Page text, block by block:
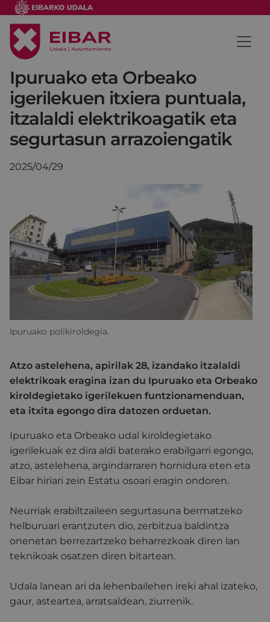
Ipuruako eta Orbeako
igerilekuen itxiera puntuala,
itzalaldi elektrikoagatik eta
segurtasun arrazoiengatik
2025/04/29
Ipuruako polikiroldegia.
Atzo astelehena, apirilak 28, izandako itzalaldi
elektrikoak eragina izan du Ipuruako eta Orbeako
kiroldegietako igerilekuen funtzionamenduan,
eta itxita egongo dira datozen orduetan.
Ipuruako eta Orbeako udal kiroldegietako
igerilekuak ez dira aldi baterako erabilgarri egongo,
atzo, astelehena, argindarraren hornidura eten eta
Eibar hiriari zein Estatu osoari eragin ondoren.
Neurriak erabiltzaileen segurtasuna bermatzeko
helburuari erantzuten dio, zerbitzua baldintza
onenetan berrezartzeko beharrezkoak diren lan
teknikoak osatzen diren bitartean.
Udala lanean ari da lehenbailehen ireki ahal izateko,
gaur, asteartea, arratsaldean, ziurrenik.